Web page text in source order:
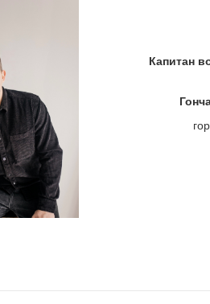
Капитан